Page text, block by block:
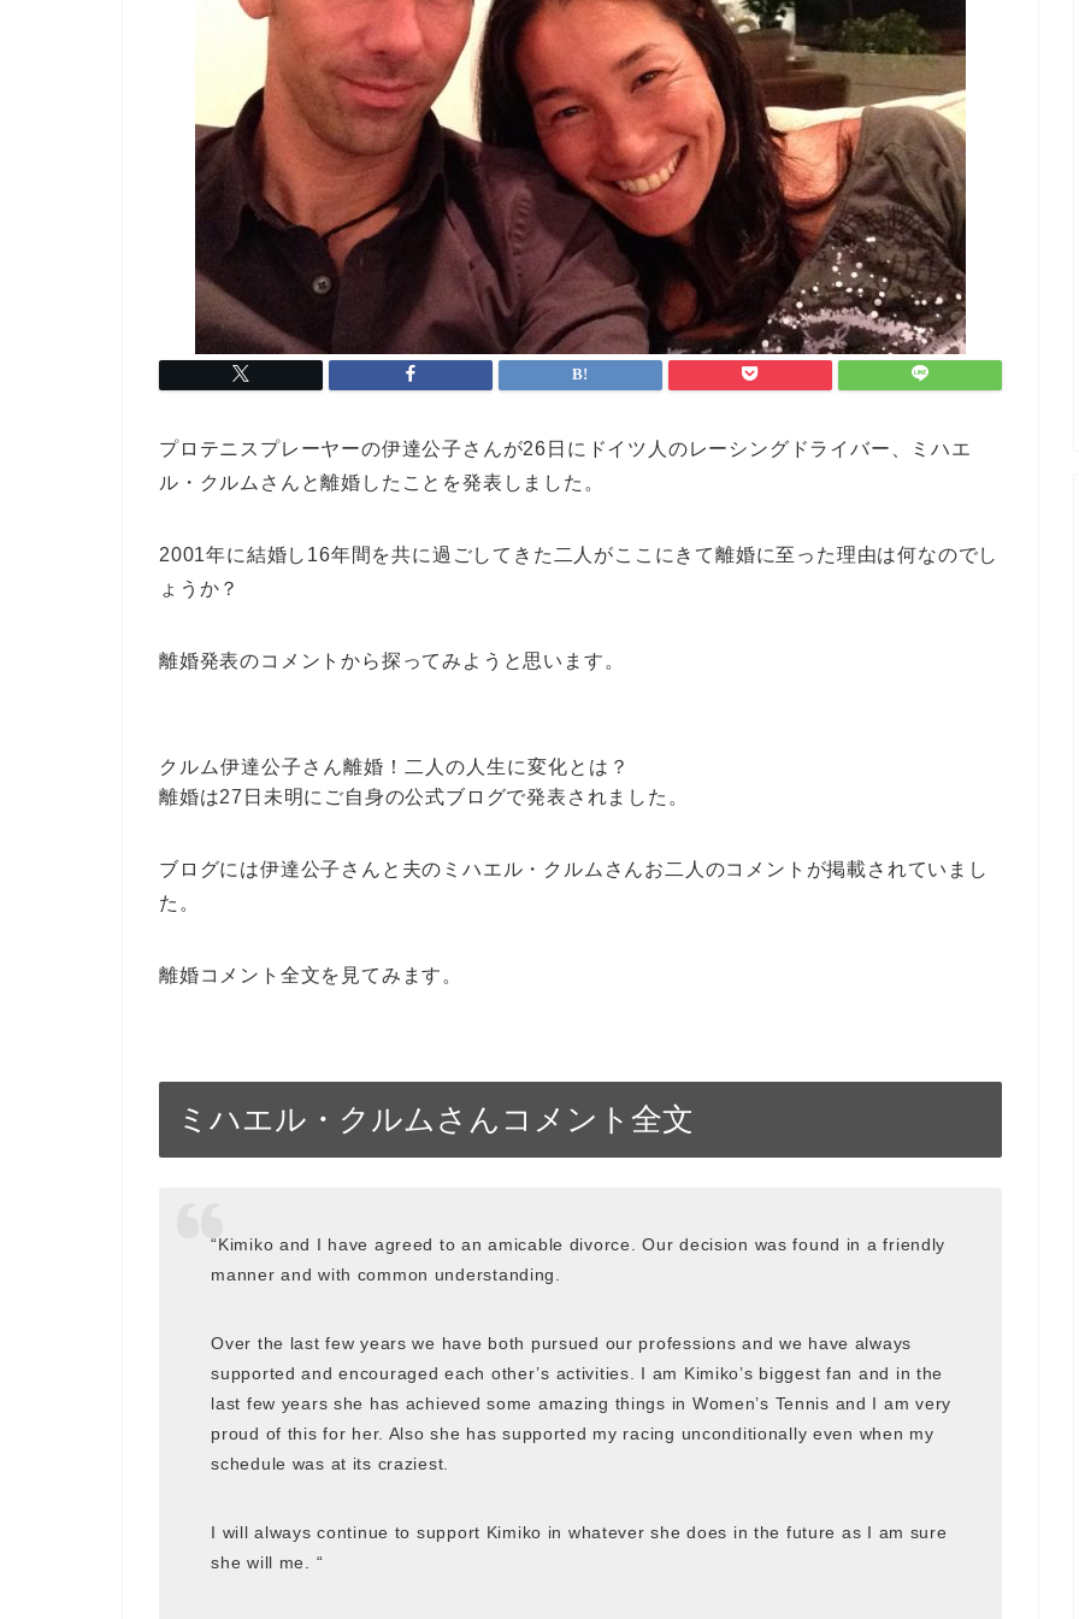
プロテニスプレーヤーの伊達公子さんが26日にドイツ人のレーシングドライバー、ミハエ
ル・クルムさんと離婚したことを発表しました。
2001年に結婚し16年間を共に過ごしてきた二人がここにきて離婚に至った理由は何なのでし
ょうか？
離婚発表のコメントから探ってみようと思います。
クルム伊達公子さん離婚！二人の人生に変化とは？
離婚は27日未明にご自身の公式ブログで発表されました。
ブログには伊達公子さんと夫のミハエル・クルムさんお二人のコメントが掲載されていまし
た。
離婚コメント全文を見てみます。
ミハエル・クルムさんコメント全文
“Kimiko and I have agreed to an amicable divorce. Our decision was found in a friendly
manner and with common understanding.
Over the last few years we have both pursued our professions and we have always
supported and encouraged each other’s activities. I am Kimiko’s biggest fan and in the
last few years she has achieved some amazing things in Women’s Tennis and I am very
proud of this for her. Also she has supported my racing unconditionally even when my
schedule was at its craziest.
I will always continue to support Kimiko in whatever she does in the future as I am sure
she will me. “